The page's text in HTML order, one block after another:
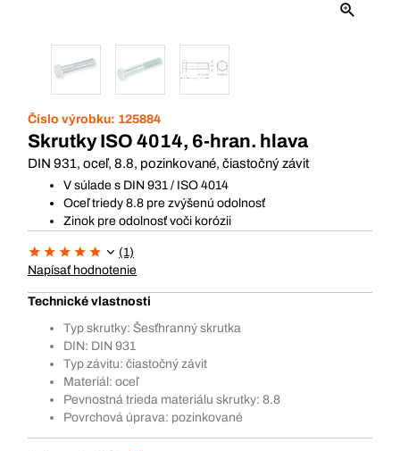
Číslo výrobku: 125884
Skrutky ISO 4014, 6-hran. hlava
DIN 931, oceľ, 8.8, pozinkované, čiastočný závit
V súlade s DIN 931 / ISO 4014
Oceľ triedy 8.8 pre zvýšenú odolnosť
Zinok pre odolnosť voči korózii
(1)
Napísať hodnotenie
Technické vlastnosti
Typ skrutky: Šesťhranný skrutka
DIN: DIN 931
Typ závitu: čiastočný závit
Materiál: oceľ
Pevnostná trieda materiálu skrutky: 8.8
Povrchová úprava: pozinkované